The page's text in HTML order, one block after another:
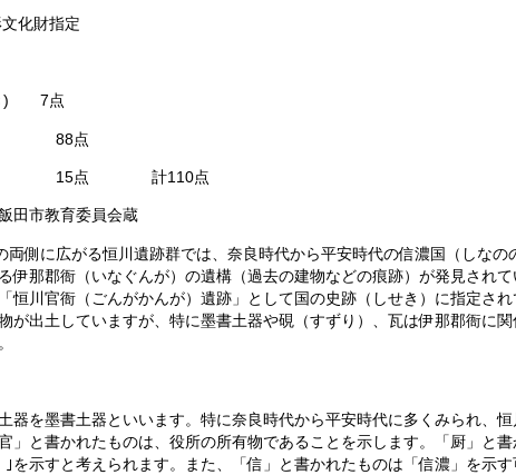
化財指定
) 7点
) 88点
点 計110点
市教育委員会蔵
側に広がる恒川遺跡群では、奈良時代から平安時代の信濃国（しなの
伊那郡衙（いなぐんが）の遺構（過去の建物などの痕跡）が発見され
恒川官衙（ごんがかんが）遺跡」として国の史跡（しせき）に指定さ
が出土していますが、特に墨書土器や硯（すずり）、瓦は伊那郡衙に
器を墨書土器といいます。特に奈良時代から平安時代に多くみられ、
」と書かれたものは、役所の所有物であることを示します。「厨」と
を示すと考えられます。また、「信」と書かれたものは「信濃」を示